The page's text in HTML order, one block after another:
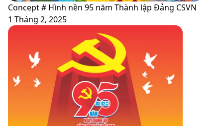
Concept # Hình nền 95 năm Thành lập Đảng CSVN
1 Tháng 2, 2025